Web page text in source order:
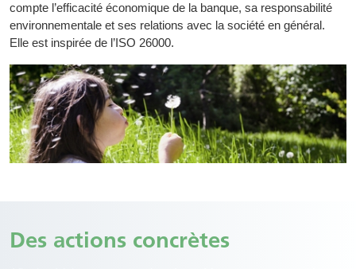
compte l’efficacité économique de la banque, sa responsabilité
environnementale et ses relations avec la société en général.
Elle est inspirée de l’ISO 26000.
Des actions concrètes